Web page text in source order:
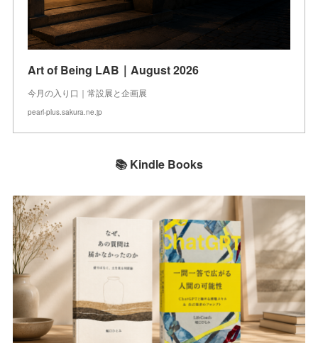
Art of Being LAB｜August 2026
今月の入り口｜常設展と企画展
pearl-plus.sakura.ne.jp
📚 Kindle Books